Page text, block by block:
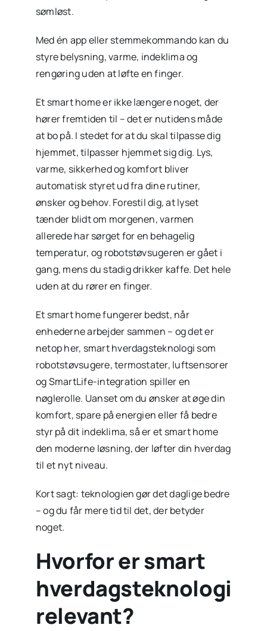
sømløst.
Med én app eller stemmekommando kan du
styre belysning, varme, indeklima og
rengøring uden at løfte en finger.
Et smart home er ikke længere noget, der
hører fremtiden til – det er nutidens måde
at bo på. I stedet for at du skal tilpasse dig
hjemmet, tilpasser hjemmet sig dig. Lys,
varme, sikkerhed og komfort bliver
automatisk styret ud fra dine rutiner,
ønsker og behov. Forestil dig, at lyset
tænder blidt om morgenen, varmen
allerede har sørget for en behagelig
temperatur, og robotstøvsugeren er gået i
gang, mens du stadig drikker kaffe. Det hele
uden at du rører en finger.
Et smart home fungerer bedst, når
enhederne arbejder sammen – og det er
netop her, smart hverdagsteknologi som
robotstøvsugere, termostater, luftsensorer
og SmartLife-integration spiller en
nøglerolle. Uanset om du ønsker at øge din
komfort, spare på energien eller få bedre
styr på dit indeklima, så er et smart home
den moderne løsning, der løfter din hverdag
til et nyt niveau.
Kort sagt: teknologien gør det daglige bedre
– og du får mere tid til det, der betyder
noget.
Hvorfor er smart
hverdagsteknologi
relevant?